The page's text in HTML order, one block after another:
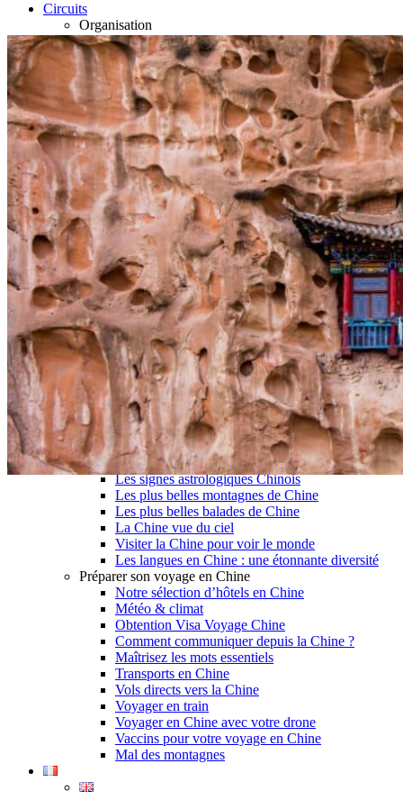
Circuits
Organisation
Circuits sur mesure
Nos Petits Groupes
Ambiance
Classique et incontournables
Culture & expériences
Nature et grands paysages
Famille et enfants
Trekking et aventure
Luxe et exception
Où et quand partir ?
Printemps
Eté
Automne
Hiver
Infos pratiques
Notre agence
Notre agence en Chine
Réseau Asian Roads
Garanties et engagements Asian Roads
Avis de nos voyageurs
Voyages d’affaires en Chine
Voyage scolaire et culturel en Chine
La Chine & ses secrets
Présentation de la Chine
Cuisines de Chine
Les Minorités Ethniques Chinoises
Fêtes traditionnelles & vacances en Chine
Les signes astrologiques Chinois
Les plus belles montagnes de Chine
Les plus belles balades de Chine
La Chine vue du ciel
Visiter la Chine pour voir le monde
Les langues en Chine : une étonnante diversité
Préparer son voyage en Chine
Notre sélection d’hôtels en Chine
Météo & climat
Obtention Visa Voyage Chine
Comment communiquer depuis la Chine ?
Maîtrisez les mots essentiels
Transports en Chine
Vols directs vers la Chine
Voyager en train
Voyager en Chine avec votre drone
Vaccins pour votre voyage en Chine
Mal des montagnes